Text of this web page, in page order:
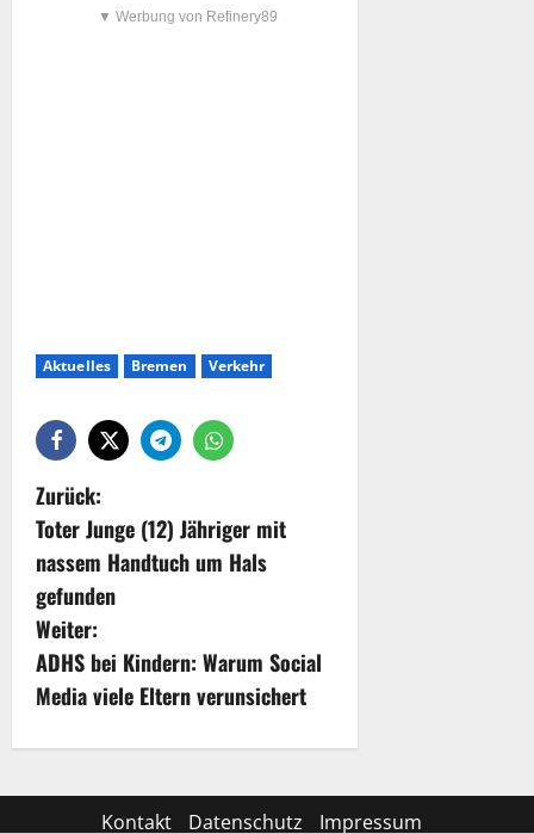
▼ Werbung von Refinery89
Aktuelles Bremen Verkehr
Zurück:
Toter Junge (12) Jähriger mit
nassem Handtuch um Hals
gefunden
Weiter:
ADHS bei Kindern: Warum Social
Media viele Eltern verunsichert
Kontakt Datenschutz Impressum